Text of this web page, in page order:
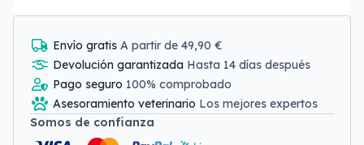
Envío gratis A partir de 49,90 €
Devolución garantizada Hasta 14 días después
Pago seguro 100% comprobado
Asesoramiento veterinario Los mejores expertos
Somos de confianza